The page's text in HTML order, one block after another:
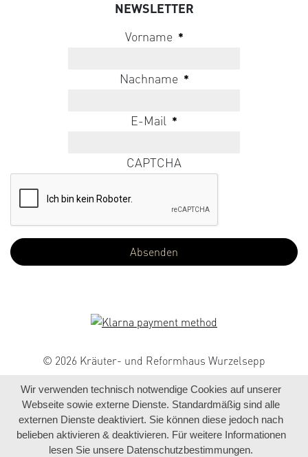
NEWSLETTER
Vorname *
Nachname *
E-Mail *
CAPTCHA
© 2026 Kräuter- und Reformhaus Wurzelsepp
Wir verwenden technisch notwendige Cookies auf unserer
Webseite sowie externe Dienste. Standardmäßig sind alle
externen Dienste deaktiviert. Sie können diese jedoch nach
belieben aktivieren & deaktivieren. Für weitere Informationen
lesen Sie unsere Datenschutzbestimmungen.